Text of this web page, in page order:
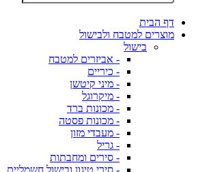
דף הבית
מוצרים למטבח ולבישול
בישול
- אביזרים למטבח
- כיריים
- מיני קיטשן
- מיקרוגל
- מכונות ברד
- מכונות פסטה
- מעבדי מזון
- גריל
- סירים ומחבתות
- סירי טיגון ובישול חשמליים